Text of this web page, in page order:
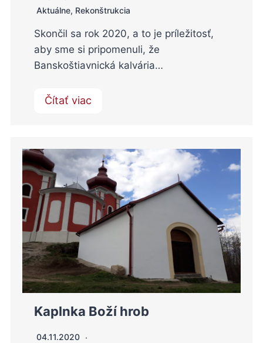
Aktuálne, Rekonštrukcia
Skončil sa rok 2020, a to je príležitosť,
aby sme si pripomenuli, že
Banskoštiavnická kalvária…
Čítať viac
Kaplnka Boží hrob
04.11.2020